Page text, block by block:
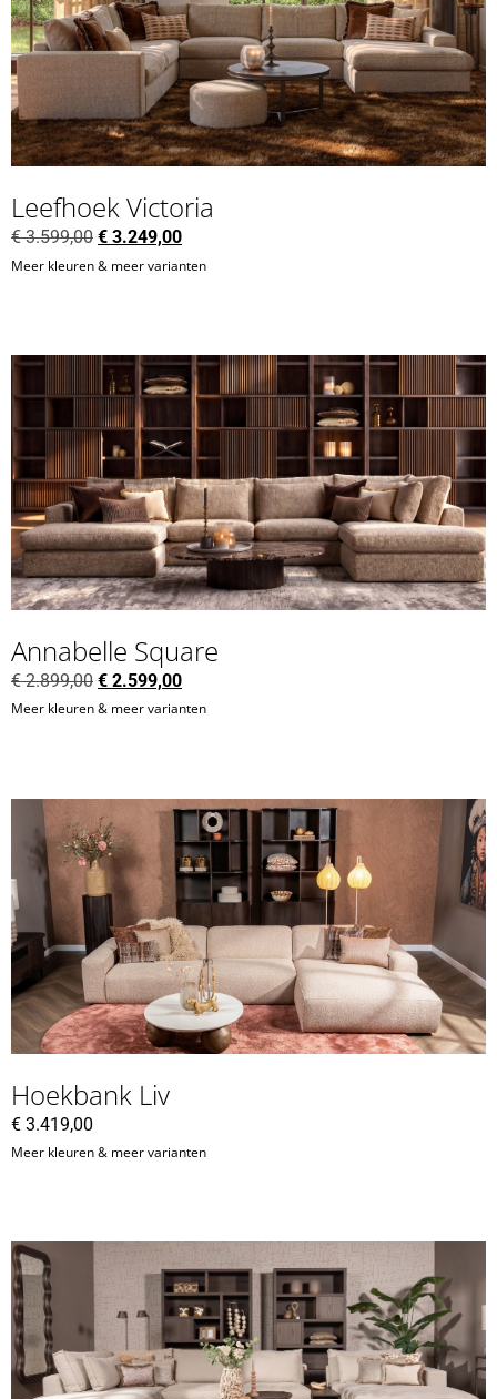
Leefhoek Victoria
€3.599,00 € 3.249,00
Meer kleuren & meer varianten
Annabelle Square
€2.899,00 € 2.599,00
Meer kleuren & meer varianten
Hoekbank Liv
€ 3.419,00
Meer kleuren & meer varianten